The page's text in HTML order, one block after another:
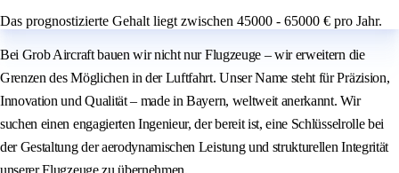
Das prognostizierte Gehalt liegt zwischen 45000 - 65000 € pro Jahr.
Bei Grob Aircraft bauen wir nicht nur Flugzeuge – wir erweitern die
Grenzen des Möglichen in der Luftfahrt. Unser Name steht für Präzision,
Innovation und Qualität – made in Bayern, weltweit anerkannt. Wir
suchen einen engagierten Ingenieur, der bereit ist, eine Schlüsselrolle bei
der Gestaltung der aerodynamischen Leistung und strukturellen Integrität